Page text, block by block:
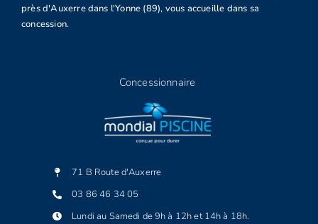
près d'Auxerre dans l'Yonne (89), vous accueille dans sa
concession.
Concessionnaire
71 B Route d'Auxerre
03 86 46 34 05
Lundi au Samedi de 9h à 12h et 14h à 18h.